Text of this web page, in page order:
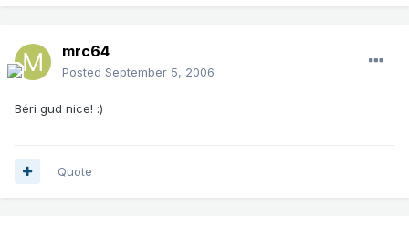
mrc64
Posted September 5, 2006
Béri gud nice! :)
Quote